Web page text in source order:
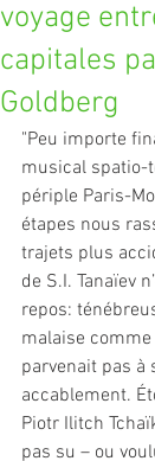
voyage
capitales
Goldberg
"Peu importe
musical spatio-
périple Paris-
étapes nous
trajets plus
de S.I. Tanaïev
repos:
malaise
parvenait pas à
accablement.
Piotr Ilitch
pas su – ou